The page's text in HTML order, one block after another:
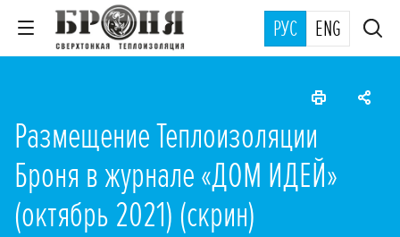
РУС ENG
Размещение Теплоизоляции
Броня в журнале «ДОМ ИДЕЙ»
(октябрь 2021) (скрин)